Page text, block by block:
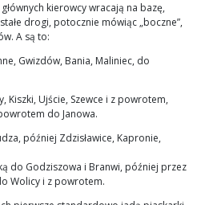
kierowcy wracają na bazę,
drogi, potocznie mówiąc „boczne”,
A są to:
Gwizdów, Bania, Maliniec, do
Kiszki, Ujście, Szewce i z powrotem,
do Janowa.
później Zdzisławice, Kapronie,
do Godziszowa i Branwi, później przez
Wolicy i z powrotem.